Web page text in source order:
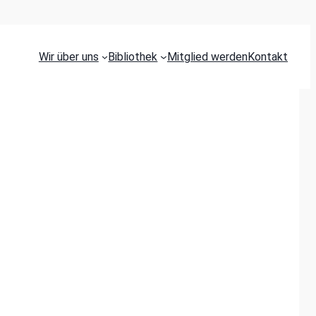
Wir über uns Bibliothek Mitglied werdenKontakt